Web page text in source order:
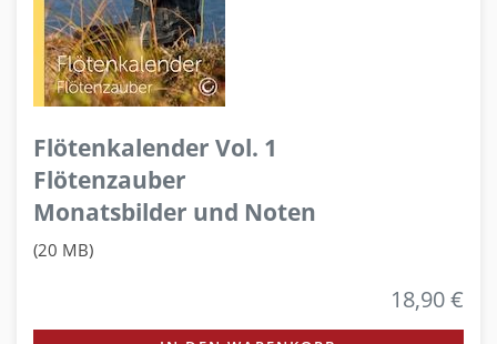
Flötenkalender Vol. 1
Flötenzauber
Monatsbilder und Noten
(20 MB)
18,90 €